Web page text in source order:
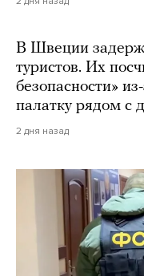
В Швеции
туристов. Их
безопасности»
палатку рядом с
2 дня назад